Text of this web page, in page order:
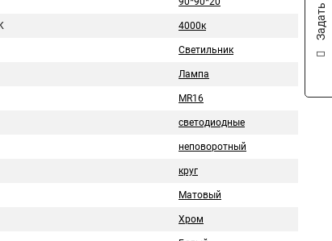
4000к
Светильник
Лампа
MR16
светодиодные
неповоротный
круг
Матовый
Хром